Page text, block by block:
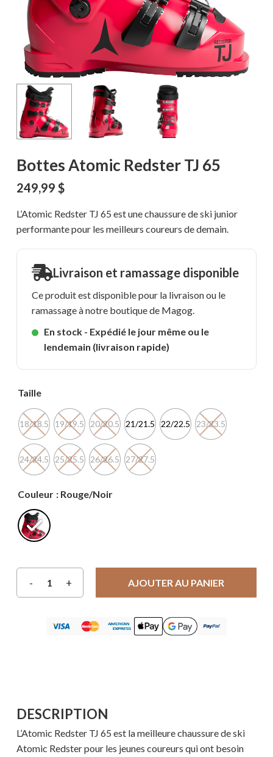
Bottes Atomic Redster TJ 65
249,99 $
L’Atomic Redster TJ 65 est une chaussure de ski junior
performante pour les meilleurs coureurs de demain.
Livraison et ramassage disponible
Ce produit est disponible pour la livraison ou le
ramassage à notre boutique de Magog.
En stock - Expédié le jour même ou le
lendemain (livraison rapide)
Taille
18/18.5 19/19.5 20/20.5 21/21.5 22/22.5 23/23.5
24/24.5 25/25.5 26/26.5 27/27.5
Couleur : Rouge/Noir
AJOUTER AU PANIER
DESCRIPTION
L’Atomic Redster TJ 65 est la meilleure chaussure de ski
Atomic Redster pour les jeunes coureurs qui ont besoin